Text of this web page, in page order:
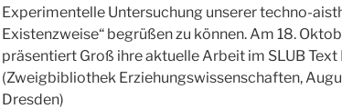
Experimentelle Untersuchung unserer techno-
Existenzweise“ begrüßen zu können. Am 18.
präsentiert Groß ihre aktuelle Arbeit im SLUB Text
(Zweigbibliothek Erziehungswissenschaften,
Dresden)